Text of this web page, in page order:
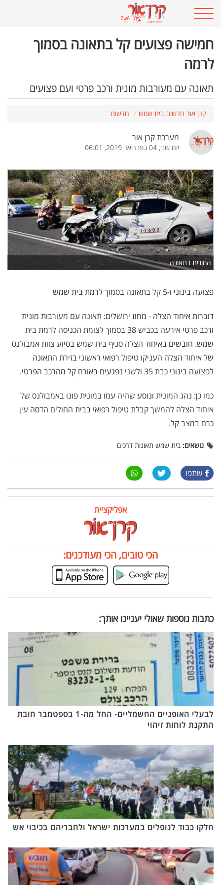
חמישה פצועים קל בתאונה בסמוך
לרמה
תאונה עם מעורבות מונית ורכב פרטי ועם פצועים
קרן אור חדשות בית שמש חדשות
מערכת קרן אור
יום שני, 04 בפברואר 2019, 06:01
המונית בתאונה
פצועה בינוני ו-5 קל בתאונה בסמוך לרמת בית שמש
דוברות איחוד הצלה - מחוז ירושלים: תאונה עם מעורבות מונית
ורכב פרטי אירעה בכביש 38 בסמוך לצומת הכניסה לרמת בית
שמש. חובשים באיחוד הצלה סניף בית שמש בסיוע צוות אמבולנס
של איחוד הצלה העניקו טיפול רפואי ראשוני בזירת התאונה
לפצועה בינוני כבת 35 ולשני נפגעים באורח קל מהרכב הפרטי.
כמו כן: נהג המונית ונוסע שהיה עמו במונית פונו באמבולנס של
איחוד הצלה להמשך קבלת טיפול רפואי בבית החולים הדסה עין
כרם במצב קל.
נושאים: בית שמש תאונות דרכים
שתפו
אפליקציית
הכי טובים, הכי מעודכנים:
כתבות נוספות שאולי יעניינו אותך:
לבעלי האופניים החשמליים- החל מה-1 בספטמבר חובת
התקנת לוחות זיהוי
חלקו כבוד לנופלים במערכות ישראל ולחבריהם בכיבוי אש